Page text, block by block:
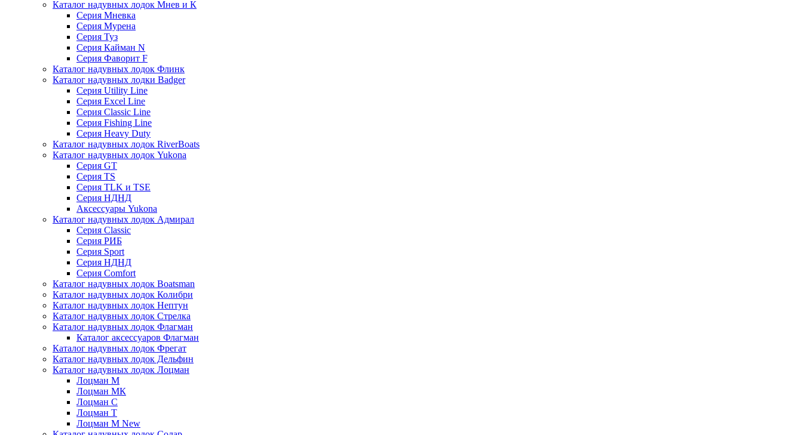
Каталог надувных лодок Мнев и К
Серия Мневка
Серия Мурена
Серия Туз
Серия Кайман N
Серия Фаворит F
Каталог надувных лодок Флинк
Каталог надувных лодки Badger
Серия Utility Line
Серия Excel Line
Серия Classic Line
Серия Fishing Line
Серия Heavy Duty
Каталог надувных лодок RiverBoats
Каталог надувных лодок Yukona
Серия GT
Серия TS
Серия TLK и TSE
Серия НДНД
Аксессуары Yukona
Каталог надувных лодок Адмирал
Серия Classic
Серия РИБ
Серия Sport
Серия НДНД
Серия Comfort
Каталог надувных лодок Boatsman
Каталог надувных лодок Колибри
Каталог надувных лодок Нептун
Каталог надувных лодок Стрелка
Каталог надувных лодок Флагман
Каталог аксессуаров Флагман
Каталог надувных лодок Фрегат
Каталог надувных лодок Дельфин
Каталог надувных лодок Лоцман
Лоцман М
Лоцман МК
Лоцман С
Лоцман Т
Лоцман М New